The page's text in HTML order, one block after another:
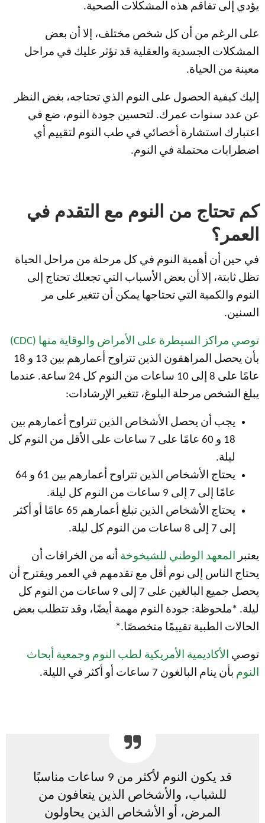
يؤدي إلى تفاقم هذه المشكلات الصحية.
على الرغم من أن كل شخص مختلف، إلا أن بعض
المشكلات الجسدية والعقلية قد تؤثر عليك في مراحل
معينة من الحياة.
إليك كيفية الحصول على النوم الذي تحتاجه، بغض النظر
عن عدد سنوات عمرك. لتحسين جودة النوم، ضع في
اعتبارك استشارة أخصائي في طب النوم لتقييم أي
اضطرابات محتملة في النوم.
كم تحتاج من النوم مع التقدم في
العمر؟
في حين أن أهمية النوم في كل مرحلة من مراحل الحياة
تظل ثابتة، إلا أن بعض الأسباب التي تجعلك تحتاج إلى
النوم والكمية التي تحتاجها يمكن أن تتغير على مر
السنين.
توصي مراكز السيطرة على الأمراض والوقاية منها (CDC)
بأن يحصل المراهقون الذين تتراوح أعمارهم بين 13 و 18
عامًا على 8 إلى 10 ساعات من النوم كل 24 ساعة. عندما
يبلغ الشخص مرحلة البلوغ، تتغير الإرشادات:
يجب أن يحصل الأشخاص الذين تتراوح أعمارهم بين
18 و 60 عامًا على 7 ساعات على الأقل من النوم كل
ليلة.
يحتاج الأشخاص الذين تتراوح أعمارهم بين 61 و 64
عامًا إلى 7 إلى 9 ساعات من النوم كل ليلة.
يحتاج الأشخاص الذين تبلغ أعمارهم 65 عامًا أو أكثر
إلى 7 إلى 8 ساعات من النوم كل ليلة.
يعتبر المعهد الوطني للشيخوخة أنه من الخرافات أن
يحتاج الناس إلى نوم أقل مع تقدمهم في العمر ويقترح أن
يحصل جميع البالغين على 7 إلى 9 ساعات من النوم كل
ليلة. *ملحوظة: جودة النوم مهمة أيضًا، وقد تتطلب بعض
الحالات الطبية تقييمًا متخصصًا.*
توصي
الأكاديمية الأمريكية لطب النوم وجمعية أبحاث
النوم بأن ينام البالغون 7 ساعات أو أكثر في الليلة.
قد يكون النوم لأكثر من 9 ساعات مناسبًا
للشباب، والأشخاص الذين يتعافون من
المرض، أو الأشخاص الذين يحاولون